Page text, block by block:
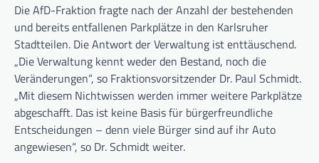
Die AfD-Fraktion fragte nach der Anzahl der bestehenden
und bereits entfallenen Parkplätze in den Karlsruher
Stadtteilen. Die Antwort der Verwaltung ist enttäuschend.
„Die Verwaltung kennt weder den Bestand, noch die
Veränderungen“, so Fraktionsvorsitzender Dr. Paul Schmidt.
„Mit diesem Nichtwissen werden immer weitere Parkplätze
abgeschafft. Das ist keine Basis für bürgerfreundliche
Entscheidungen – denn viele Bürger sind auf ihr Auto
angewiesen“, so Dr. Schmidt weiter.